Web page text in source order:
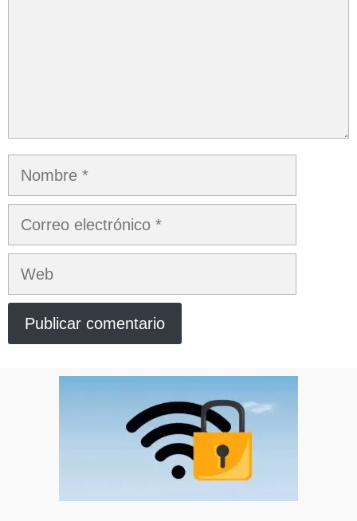
Nombre
Correo
electrónico
Web